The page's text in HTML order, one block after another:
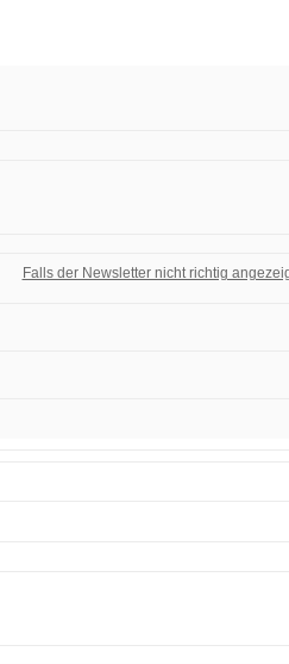
Falls der Newsletter nicht richtig